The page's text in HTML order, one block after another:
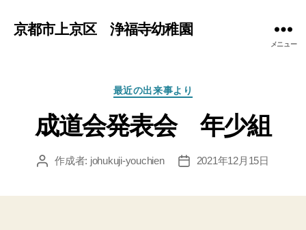
京都市上京区 浄福寺幼稚園
メニュー
カ
ゴ
リ
最近の出来事より
成道会発表会 年少組
投 作成者: johukuji-youchien
投
2021年12月15日